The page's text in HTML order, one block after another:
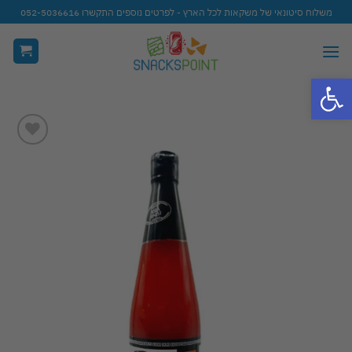
פתח סרגל נגישות
Skip
to
content
משלוח סיטונאי של משקאות לכל הארץ - לפרטים נוספים התקשרו 052-5036616